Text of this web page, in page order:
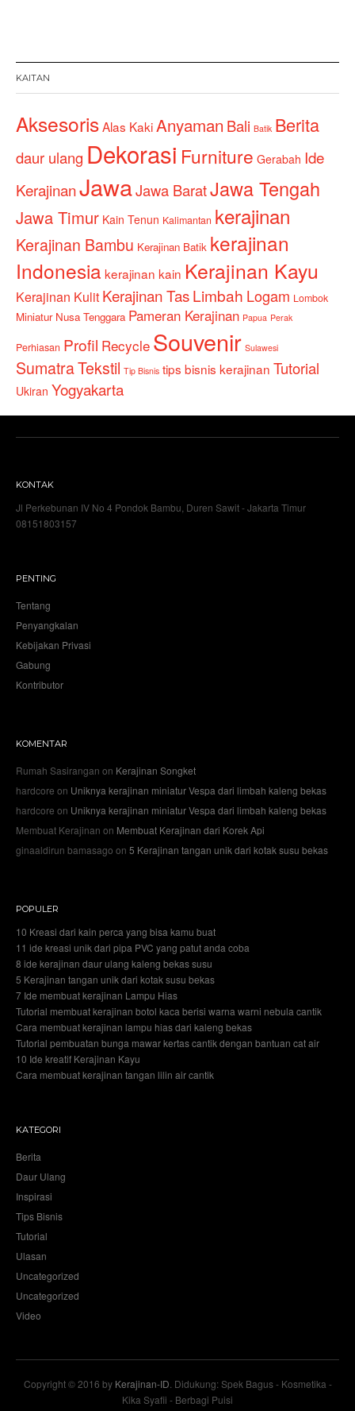
KAITAN
AksesorisAlas KakiAnyaman Bali Batik Berita
daur ulang Dekorasi Furniture Gerabah Ide
KerajinanJawaJawa BaratJawa Tengah
Jawa Timur Kain Tenun Kalimantan kerajinan
Kerajinan Bambu Kerajinan Batik kerajinan
Indonesia kerajinan kain Kerajinan Kayu
Kerajinan Kulit Kerajinan TasLimbah Logam Lombok
Miniatur Nusa Tenggara Pameran Kerajinan Papua Perak
Perhiasan Profil Recycle Souvenir Sulawesi
SumatraTekstil Tip Bisnis tips bisnis kerajinan Tutorial
Ukiran Yogyakarta
KONTAK
Jl Perkebunan IV No 4 Pondok Bambu, Duren Sawit - Jakarta Timur
08151803157
PENTING
Tentang
Penyangkalan
Kebijakan Privasi
Gabung
Kontributor
KOMENTAR
Rumah Sasirangan on Kerajinan Songket
hardcore on Uniknya kerajinan miniatur Vespa dari limbah kaleng bekas
hardcore on Uniknya kerajinan miniatur Vespa dari limbah kaleng bekas
Membuat Kerajinan on Membuat Kerajinan dari Korek Api
ginaaldirun bamasago on 5 Kerajinan tangan unik dari kotak susu bekas
POPULER
10 Kreasi dari kain perca yang bisa kamu buat
11 ide kreasi unik dari pipa PVC yang patut anda coba
8 ide kerajinan daur ulang kaleng bekas susu
5 Kerajinan tangan unik dari kotak susu bekas
7 Ide membuat kerajinan Lampu Hias
Tutorial membuat kerajinan botol kaca berisi warna warni nebula cantik
Cara membuat kerajinan lampu hias dari kaleng bekas
Tutorial pembuatan bunga mawar kertas cantik dengan bantuan cat air
10 Ide kreatif Kerajinan Kayu
Cara membuat kerajinan tangan lilin air cantik
KATEGORI
Berita
Daur Ulang
Inspirasi
Tips Bisnis
Tutorial
Ulasan
Uncategorized
Uncategorized
Video
Copyright © 2016 by Kerajinan-ID . Didukung: Spek Bagus - Kosmetika -
Kika Syafii - Berbagi Puisi